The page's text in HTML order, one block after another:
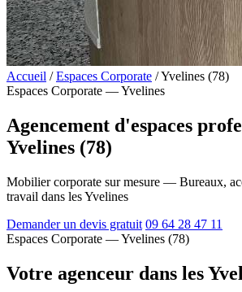
Accueil / Espaces Corporate /Yvelines (78)
Espaces Corporate — Yvelines
Agencement d'espaces
Yvelines (78)
Mobilier corporate sur mesure — Bureaux,
travail dans les Yvelines
Demander un devis gratuit 09 64 28 47 11
Espaces Corporate — Yvelines (78)
Votre agenceur dans les